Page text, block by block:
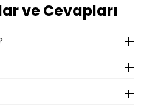
ve Cevapları